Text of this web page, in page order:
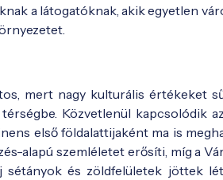
a látogatóknak, akik egyetlen
mert nagy kulturális értékeket
Közvetlenül kapcsolódik
első földalattijaként ma is
alapú szemléletet erősíti, míg a
és zöldfelületek jöttek